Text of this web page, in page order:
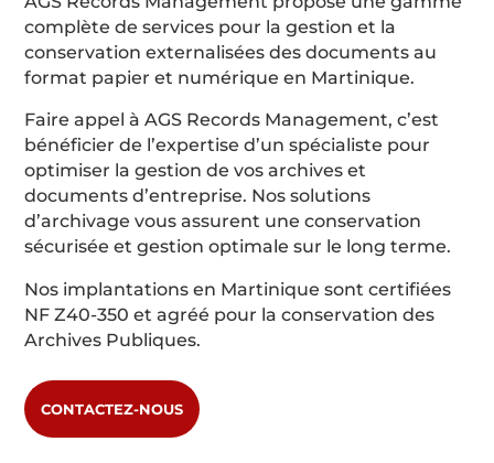
complète de services pour la gestion et la
conservation externalisées des documents au
format papier et numérique en Martinique.
Faire appel à AGS Records Management, c’est
bénéficier de l’expertise d’un spécialiste pour
optimiser la gestion de vos archives et
documents d’entreprise. Nos solutions
d’archivage vous assurent une conservation
sécurisée et gestion optimale sur le long terme.
Nos implantations en Martinique sont certifiées
NF Z40-350 et agréé pour la conservation des
Archives Publiques.
CONTACTEZ-NOUS